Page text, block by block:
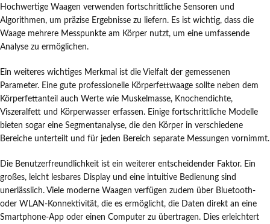
Hochwertige Waagen verwenden fortschrittliche Sensoren und
Algorithmen, um präzise Ergebnisse zu liefern. Es ist wichtig, dass die
Waage mehrere Messpunkte am Körper nutzt, um eine umfassende
Analyse zu ermöglichen.
Ein weiteres wichtiges Merkmal ist die Vielfalt der gemessenen
Parameter. Eine gute professionelle Körperfettwaage sollte neben dem
Körperfettanteil auch Werte wie Muskelmasse, Knochendichte,
Viszeralfett und Körperwasser erfassen. Einige fortschrittliche Modelle
bieten sogar eine Segmentanalyse, die den Körper in verschiedene
Bereiche unterteilt und für jeden Bereich separate Messungen vornimmt.
Die Benutzerfreundlichkeit ist ein weiterer entscheidender Faktor. Ein
großes, leicht lesbares Display und eine intuitive Bedienung sind
unerlässlich. Viele moderne Waagen verfügen zudem über Bluetooth-
oder WLAN-Konnektivität, die es ermöglicht, die Daten direkt an eine
Smartphone-App oder einen Computer zu übertragen. Dies erleichtert